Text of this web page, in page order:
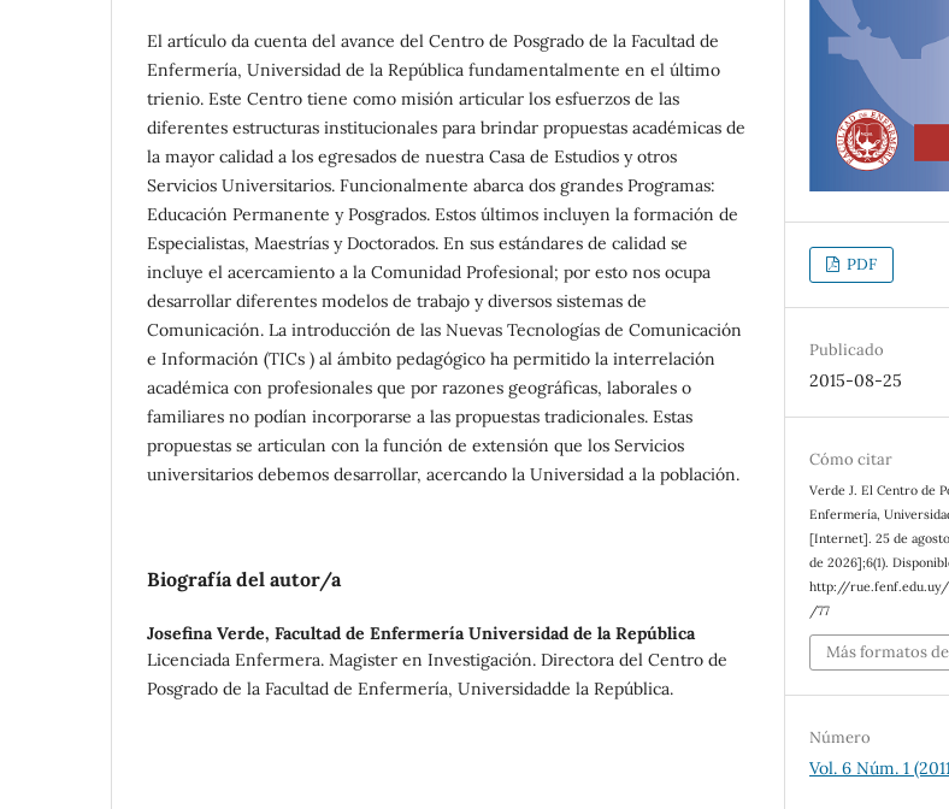
El artículo da cuenta del avance del Centro de Posgrado de la Facultad de
Enfermería, Universidad de la República fundamentalmente en el último
trienio. Este Centro tiene como misión articular los esfuerzos de las
diferentes estructuras institucionales para brindar propuestas académicas de
la mayor calidad a los egresados de nuestra Casa de Estudios y otros
Servicios Universitarios. Funcionalmente abarca dos grandes Programas:
Educación Permanente y Posgrados. Estos últimos incluyen la formación de
Especialistas, Maestrías y Doctorados. En sus estándares de calidad se
incluye el acercamiento a la Comunidad Profesional; por esto nos ocupa
desarrollar diferentes modelos de trabajo y diversos sistemas de
Comunicación. La introducción de las Nuevas Tecnologías de Comunicación
e Información (TICs ) al ámbito pedagógico ha permitido la interrelación
académica con profesionales que por razones geográficas, laborales o
familiares no podían incorporarse a las propuestas tradicionales. Estas
propuestas se articulan con la función de extensión que los Servicios
universitarios debemos desarrollar, acercando la Universidad a la población.
Biografía del autor/a
Josefina Verde, Facultad de Enfermería Universidad de la República
Licenciada Enfermera. Magister en Investigación. Directora del Centro de
Posgrado de la Facultad de Enfermería, Universidadde la República.
PDF
Publicado
2015-08-25
Cómo citar
Verde J. El Centro de
Enfermería,
[Internet]. 25 de
de 2026];6(1).
http://
/77
Más formatos
Número
Vol. 6 Núm. 1